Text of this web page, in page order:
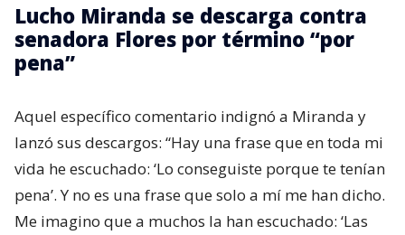
Lucho Miranda se descarga contra
senadora Flores por término “por
pena”
Aquel específico comentario indignó a Miranda y
lanzó sus descargos: “Hay una frase que en toda mi
vida he escuchado: ‘Lo conseguiste porque te tenían
pena’. Y no es una frase que solo a mí me han dicho.
Me imagino que a muchos la han escuchado: ‘Las